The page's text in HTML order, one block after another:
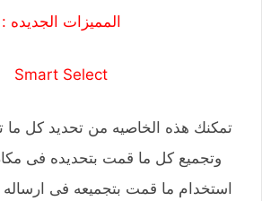
المميزات الجديده :
Smart Select
تمكنك هذه الخاصيه من تحديد كل ما
وتجميع كل ما قمت بتحديده فى
استخدام ما قمت بتجميعه فى